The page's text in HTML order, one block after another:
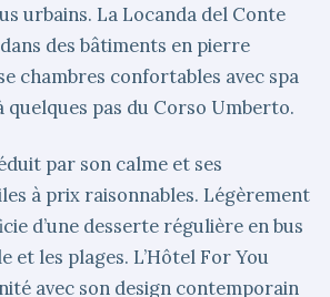
urbains. La Locanda del Conte
des bâtiments en pierre
chambres confortables avec spa
quelques pas du Corso Umberto.
par son calme et ses
à prix raisonnables. Légèrement
d’une desserte régulière en bus
et les plages. L’Hôtel For You
avec son design contemporain